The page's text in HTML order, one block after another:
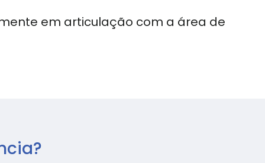
em articulação com a área de